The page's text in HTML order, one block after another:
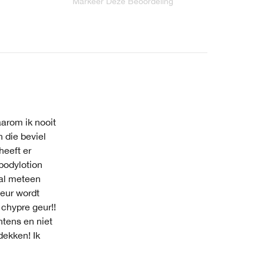
ik nooit
die beviel
er
meteen
wordt
geur!!
en niet
Ik